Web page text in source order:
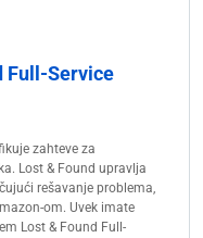
Full-Service
zahteve za
Lost & Found upravlja
rešavanje problema,
om. Uvek imate
Lost & Found Full-